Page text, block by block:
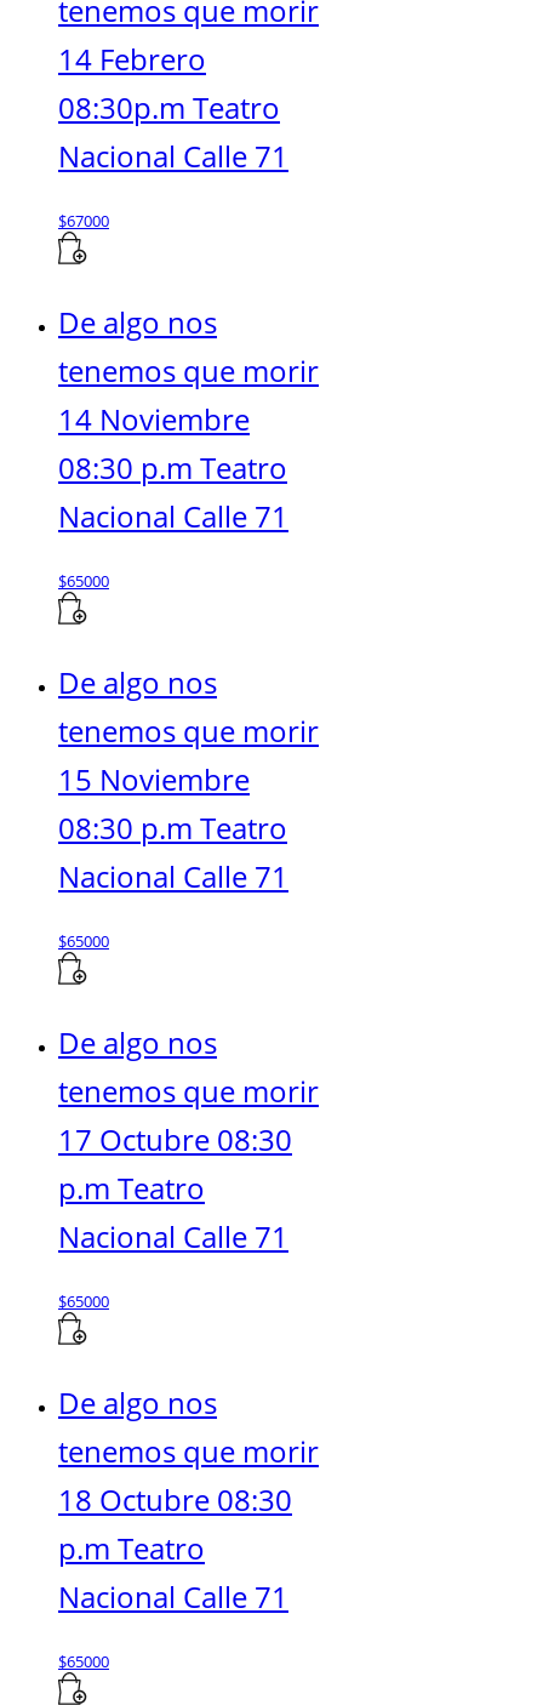
tenemos que morir
14 Febrero
08:30p.m Teatro
Nacional Calle 71
$67000
De algo nos
tenemos que morir
14 Noviembre
08:30 p.m Teatro
Nacional Calle 71
$65000
De algo nos
tenemos que morir
15 Noviembre
08:30 p.m Teatro
Nacional Calle 71
$65000
De algo nos
tenemos que morir
17 Octubre 08:30
p.m Teatro
Nacional Calle 71
$65000
De algo nos
tenemos que morir
18 Octubre 08:30
p.m Teatro
Nacional Calle 71
$65000